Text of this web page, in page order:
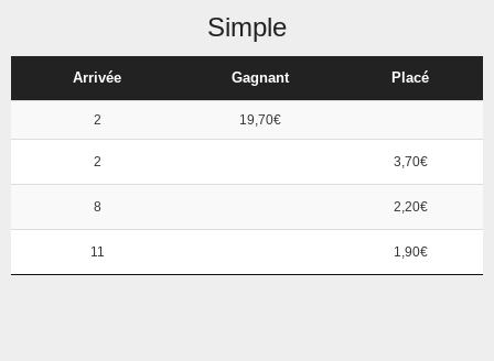
Simple
Arrivée Gagnant Placé
2 19,70€
2 3,70€
8 2,20€
11 1,90€